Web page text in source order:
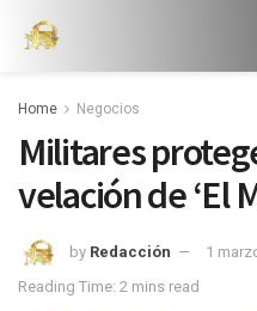
Home Negocios
Militares
velación de ‘El
by Redacción
1
Reading Time: 2 mins read